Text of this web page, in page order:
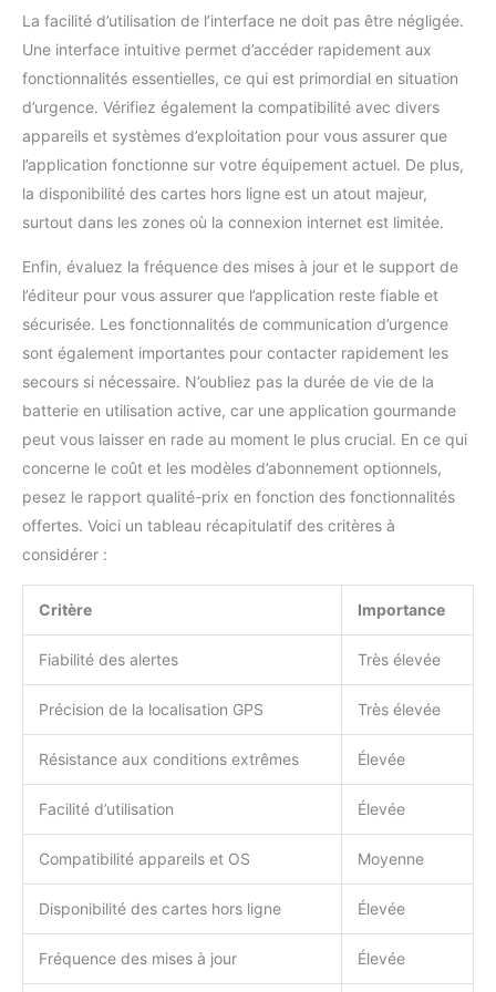
Facile&Connexion
Bluetooth】Plus besoin
de prise électrique ni de
câble Ethernet,
facile à installer sans
compétences
techniques. Deux modes
de fixation sont
au mur. Le support est
également doté d’œillets
pour passage de
sangle(sangle non
fournie), ce qui vous
permet de l’attacher
solidement à une
électrique, un tronc
d’arbre, etc. La camera
exterieur solaire intègre
un module Bluetooth
compliquées(compatible
uniquement avec le
2,4GHz WiFi).
【IP66
& Stockage Cloud Gratuit
& Protection de la Vie
Privée】Matériau
de qualité aéronautique,
enregistrement cloud
secondes est fourni par
événement. Toutes les
vidéos sont transmises
avec un chiffrement
La facilité d’utilisation de l’interface ne doit pas être négligée.
Une interface intuitive permet d’accéder rapidement aux
fonctionnalités essentielles, ce qui est primordial en situation
d’urgence. Vérifiez également la compatibilité avec divers
appareils et systèmes d’exploitation pour vous assurer que
l’application fonctionne sur votre équipement actuel. De plus,
la disponibilité des cartes hors ligne est un atout majeur,
surtout dans les zones où la connexion internet est limitée.
Enfin, évaluez la fréquence des mises à jour et le support de
l’éditeur pour vous assurer que l’application reste fiable et
sécurisée. Les fonctionnalités de communication d’urgence
sont également importantes pour contacter rapidement les
secours si nécessaire. N’oubliez pas la durée de vie de la
batterie en utilisation active, car une application gourmande
peut vous laisser en rade au moment le plus crucial. En ce qui
concerne le coût et les modèles d’abonnement optionnels,
pesez le rapport qualité-prix en fonction des fonctionnalités
offertes. Voici un tableau récapitulatif des critères à
considérer :
Critère Importance
Fiabilité des alertes Très élevée
Précision de la localisation GPS Très élevée
Résistance aux conditions extrêmes Élevée
Facilité d’utilisation Élevée
Compatibilité appareils et OS Moyenne
Disponibilité des cartes hors ligne Élevée
Fréquence des mises à jour Élevée